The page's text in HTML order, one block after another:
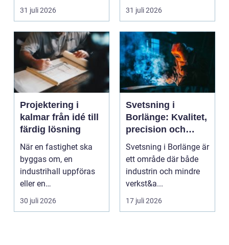
bostäder, broar,...
31 juli 2026
typer av av...
31 juli 2026
Projektering i
kalmar från idé till
färdig lösning
När en fastighet ska
byggas om, en
industrihall uppföras
eller en
lantbruksanläggning
moderniseras ä...
30 juli 2026
Svetsning i
Borlänge: Kvalitet,
precision och
hållbara
konstruktioner
Svetsning i Borlänge är
ett område där både
industrin och mindre
verkst&a...
17 juli 2026